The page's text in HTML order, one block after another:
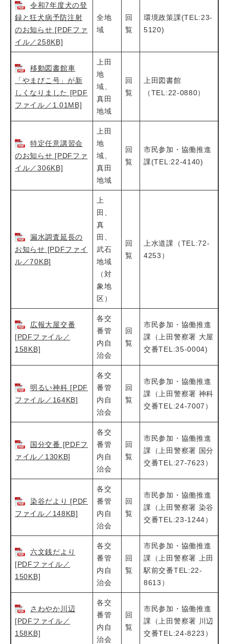
令和7年度犬の登
録と狂犬病予防注射
のお知らせ [PDFファ
イル／258KB]
全地
域
回
覧
環境政策課(TEL:23-
5120)
移動図書館車
「やまびこ号」が新
しくなりました [PDF
ファイル／1.01MB]
上田
地
域、
真田
地域
回
覧
上田図書館
（TEL:22-0880）
特定任意講習会
のお知らせ [PDFファ
イル／306KB]
上田
地
域、
真田
地域
回
覧
市民参加・協働推進
課(TEL:22‐4140)
漏水調査延長の
お知らせ [PDFファイ
ル／70KB]
上
田、
真
田、
武石
地域
（対
象地
区）
回
覧
上水道課（TEL:72‐
4253）
広報大屋交番
[PDFファイル／
158KB]
各交
番管
内自
治会
回
覧
市民参加・協働推進
課（上田警察署 大屋
交番TEL:35-0004)
明るい神科 [PDF
ファイル／164KB]
各交
番管
内自
治会
回
覧
市民参加・協働推進
課（上田警察署 神科
交番TEL:24-7007）
国分交番 [PDFフ
ァイル／130KB]
各交
番管
内自
治会
回
覧
市民参加・協働推進
課（上田警察署 国分
交番TEL:27-7623）
染谷だより [PDF
ファイル／148KB]
各交
番管
内自
治会
回
覧
市民参加・協働推進
課（上田警察署 染谷
交番TEL:23-1244）
六文銭だより
[PDFファイル／
150KB]
各交
番管
内自
治会
回
覧
市民参加・協働推進
課（上田警察署 上田
駅前交番TEL:22-
8613）
さわやか川辺
[PDFファイル／
158KB]
各交
番管
内自
治会
回
覧
市民参加・協働推進
課（上田警察署 川辺
交番TEL:24-8223）